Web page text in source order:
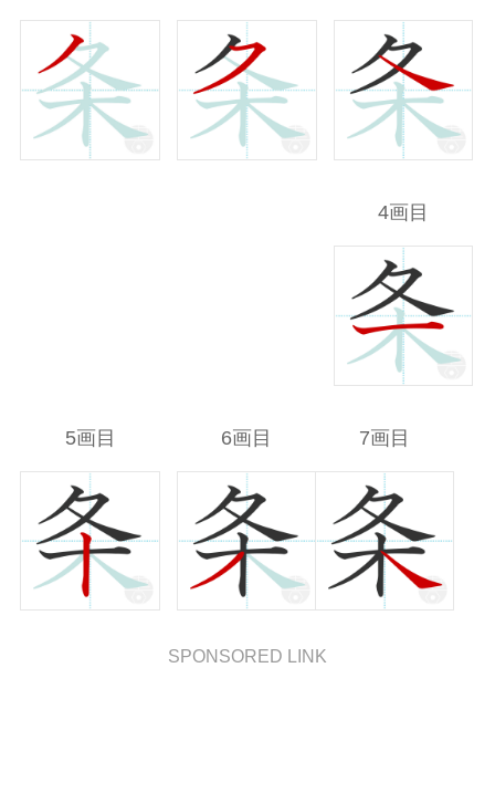
4画目
5画目 6画目 7画目
SPONSORED LINK